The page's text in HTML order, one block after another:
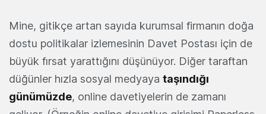
Mine, gitikçe artan sayıda kurumsal firmanın doğa
dostu politikalar izlemesinin Davet Postası için de
büyük fırsat yarattığını düşünüyor. Diğer taraftan
düğünler hızla sosyal medyaya taşındığı
günümüzde, online davetiyelerin de zamanı